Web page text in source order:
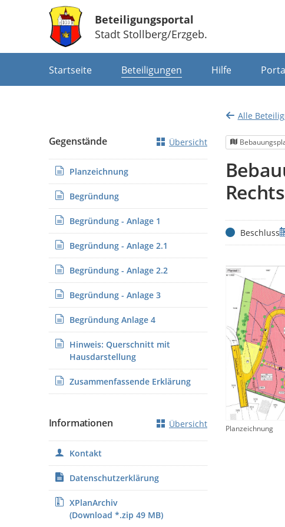
Beteiligungsportal
Stadt Stollberg/Erzgeb.
Startseite Beteiligungen Hilfe
Alle
StatusBeschluss
Planzeichnung
Gegenstände Übersicht
Planzeichnung
Begründung
Begründung - Anlage 1
Begründung - Anlage 2.1
Begründung - Anlage 2.2
Begründung - Anlage 3
Begründung Anlage 4
Hinweis: Querschnitt mit
Hausdarstellung
Zusammenfassende Erklärung
Informationen Übersicht
Kontakt
Datenschutzerklärung
XPlanArchiv
(Download *.zip 49 MB)